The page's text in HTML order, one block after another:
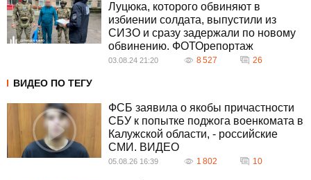
Луцюка, которого обвиняют в
избиении солдата, выпустили из
СИЗО и сразу задержали по новому
обвинению. ФОТОрепортаж
03.08.24 21:20 8 527 26
ВИДЕО ПО ТЕГУ
ФСБ заявила о якобы причастности
СБУ к попытке поджога военкомата в
Калужской области, - российские
СМИ. ВИДЕО
05.08.26 16:39 1 802 10